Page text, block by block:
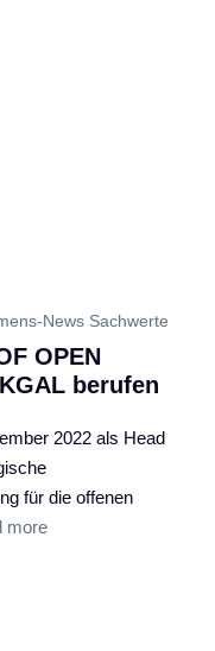
News Sachwerte
OPEN
berufen
2022 als Head
für die offenen
more